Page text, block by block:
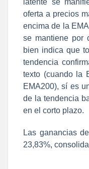
latente se
oferta a precios
encima de la
se mantiene por
bien indica que
tendencia
texto (cuando la
EMA200), sí es
de la tendencia
en el corto plazo.
Las ganancias
23,83%,